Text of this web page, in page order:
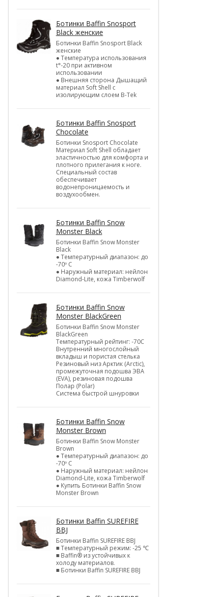
Ботинки Baffin Snosport
Black женские
Ботинки Baffin Snosport Black
женские
● Температура использования
t°-20 при активном
использовании
● Внешняя сторона Дышащий
материал Soft Shell с
изолирующим слоем B-Tek
Ботинки Baffin Snosport
Chocolate
Ботинки Snosport Chocolate
Материал Soft Shell обладает
эластичностью для комфорта и
плотного прилегания к ноге.
Специальный состав
обеспечивает
водонепроницаемость и
воздухообмен.
Ботинки Baffin Snow
Monster Black
Ботинки Baffin Snow Monster
Black
● Температурный диапазон: до
-70º C
● Наружный материал: нейлон
Diamond-Lite, кожа Timberwolf
Ботинки Baffin Snow
Monster BlackGreen
Ботинки Baffin Snow Monster
BlackGreen
Температурный рейтинг: -70C
Внутренний многослойный
вкладыш и пористая стелька
Резиновый низ Арктик (Arctic),
промежуточная подошва ЭВА
(EVA), резиновая подошва
Полар (Polar)
Система быстрой шнуровки
Ботинки Baffin Snow
Monster Brown
Ботинки Baffin Snow Monster
Brown
● Температурный диапазон: до
-70º C
● Наружный материал: нейлон
Diamond-Lite, кожа Timberwolf
● Купить Ботинки Baffin Snow
Monster Brown
Ботинки Baffin SUREFIRE
BBJ
Ботинки Baffin SUREFIRE BBJ
■ Температурный режим: -25 ℃
■ Baffin® из устойчивых к
холоду материалов.
■ Ботинки Baffin SUREFIRE BBJ